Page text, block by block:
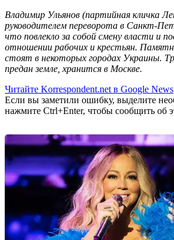
Владимир Ульянов (партийная кличка
руководителем переворота в Санкт-
что повлекло за собой смену власти и
отношении рабочих и крестьян.
стоят в некоторых городах Украины.
предан земле, хранится в Москве.
Читайте Korrespondent.net в Google News
Если вы заметили ошибку, выделите
нажмите Ctrl+Enter, чтобы сообщить об